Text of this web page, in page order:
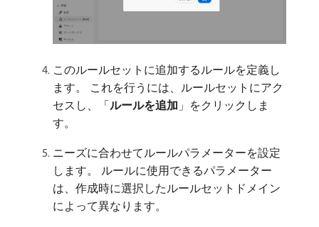
このルールセットに追加するルールを定義し
ます。 これを行うには、ルールセットにアク
セスし、「ルールを追加 」をクリックしま
す。
ニーズに合わせてルールパラメーターを設定
します。 ルールに使用できるパラメーター
は、作成時に選択したルールセットドメイン
によって異なります。